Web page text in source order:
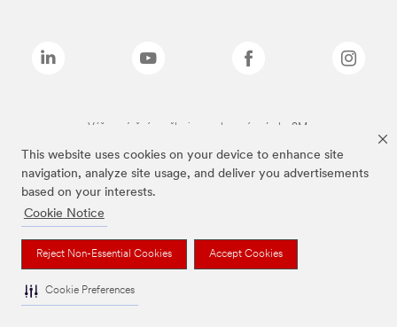
This website uses cookies on your device to enhance site
navigation, analyze site usage, and deliver you advertisements
based on your interests.
Cookie Notice
Reject Non-Essential Cookies Accept Cookies
Cookie Preferences
Výše zmíněné značky jsou ochranné známky 3M.